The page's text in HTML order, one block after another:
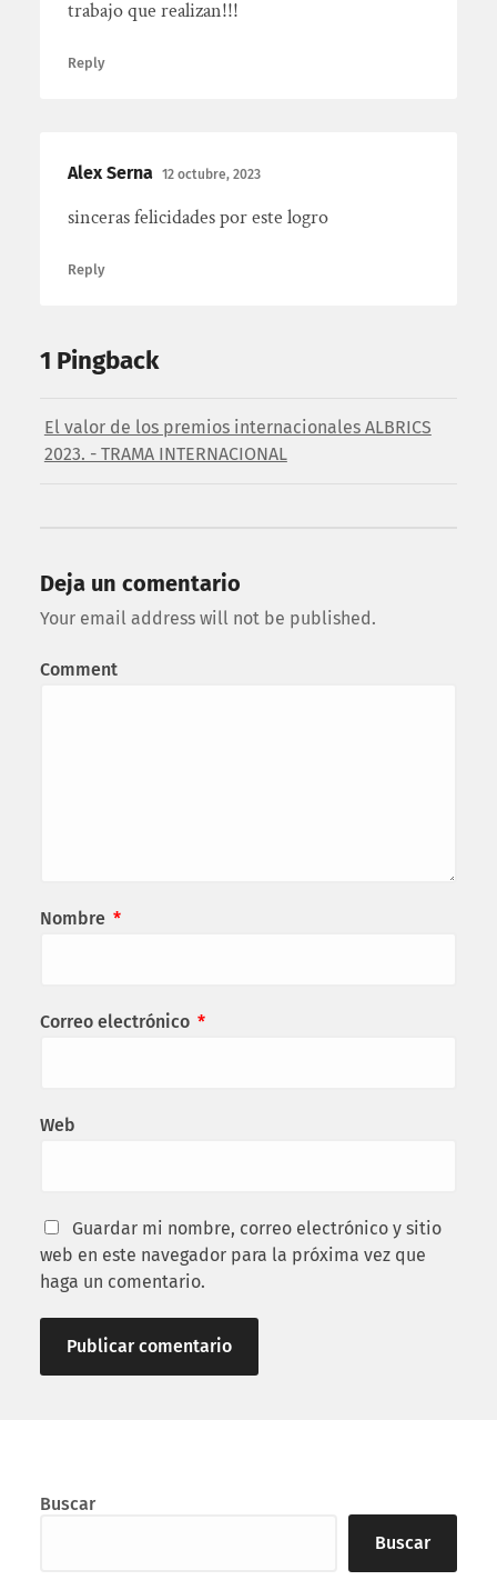
trabajo que realizan!!!
Reply
Alex Serna 12 octubre, 2023
sinceras felicidades por este logro
Reply
1 Pingback
El valor de los premios internacionales ALBRICS
2023. - TRAMA INTERNACIONAL
Deja un comentario
Your email address will not be published.
Comment
Nombre *
Correo electrónico *
Web
Guardar mi nombre, correo electrónico y sitio
web en este navegador para la próxima vez que
haga un comentario.
Buscar
Buscar